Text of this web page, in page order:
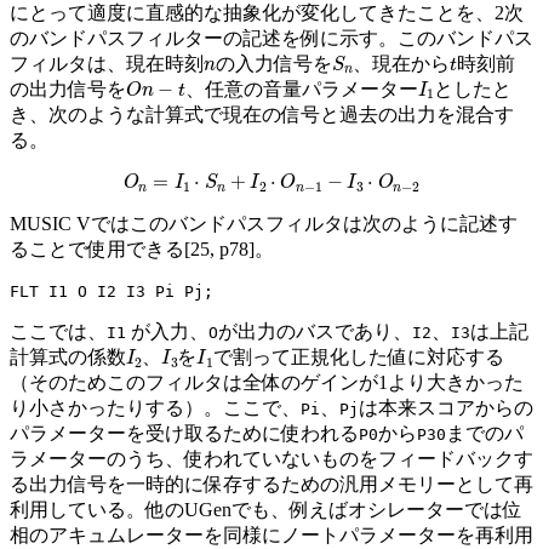
にとって適度に直感的な抽象化が変化してきたことを、2次
のバンドパスフィルターの記述を例に示す。このバンドパス
フィルタは、現在時刻
の入力信号をSn 、現在からt時刻前
の出力信号をOn−t 、任意の音量パラメーターI1 としたと
き、次のような計算式で現在の信号と過去の出力を混合す
る。
=I Sn + 2⋅ n− O −2
MUSIC Vではこのバンドパスフィルタは次のように記述す
ることで使用できる[25, p78]。
ここでは、 I1 が入力、 Oが出力のバスであり、 I2 I3は上記
計算式の係数 I2 I3を I1で割って正規化した値に対応する
（そのためこのフィルタは全体のゲインが1より大きかった
り小さかったりする）。ここで、
Pi Pj は本来スコアからの
パラメーターを受け取るために使われる P0から P30 までのパ
ラメーターのうち、使われていないものをフィードバックす
る出力信号を一時的に保存するための汎用メモリーとして再
利用している。他のUGenでも、例えばオシレーターでは位
相のアキュムレーターを同様にノートパラメーターを再利用